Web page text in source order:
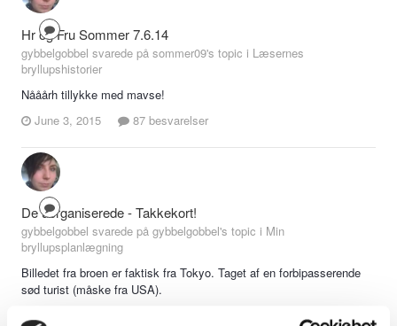
Hr og Fru Sommer 7.6.14
gybbelgobbel svarede på sommer09's topic i Læsernes
bryllupshistorier
Nååårh tillykke med mavse!
June 3, 2015
87 besvarelser
De uorganiserede - Takkekort!
gybbelgobbel svarede på gybbelgobbel's topic i Min
bryllupsplanlægning
Billedet fra broen er faktisk fra Tokyo. Taget af en forbipasserende
sød turist (måske fra USA).